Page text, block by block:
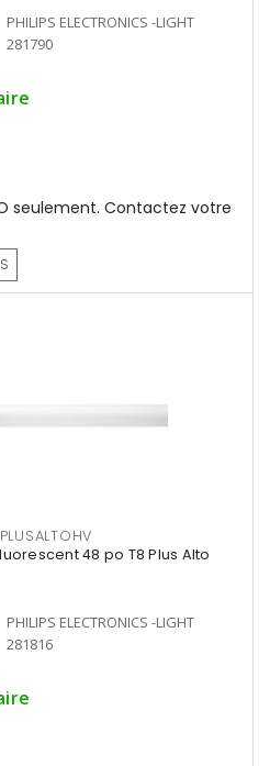
PHILIPS ELECTRONICS -LIGHT
281790
seulement. Contactez votre
48 po T8 Plus Alto
PHILIPS ELECTRONICS -LIGHT
281816